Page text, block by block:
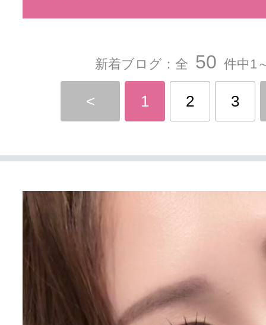
新着ブログ：全 50 件中1
< 1 2 3